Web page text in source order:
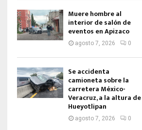
Muere hombre al
interior de salón de
eventos en Apizaco
agosto 7, 2026 0
Se accidenta
camioneta sobre la
carretera México-
Veracruz, a la altura de
Hueyotlipan
agosto 7, 2026 0